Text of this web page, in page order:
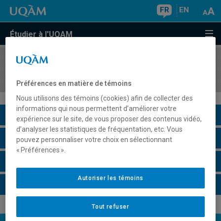
FR EN
Étudier à l'UQAM
COURS//
Description du cours
Horaire - Été 2026
Préférences en matière de témoins
Nous utilisons des témoins (cookies) afin de collecter des
informations qui nous permettent d’améliorer votre
expérience sur le site, de vous proposer des contenus vidéo,
d’analyser les statistiques de fréquentation, etc. Vous
pouvez personnaliser votre choix en sélectionnant
« Préférences ».
Tout refuser
Autoriser les témoins